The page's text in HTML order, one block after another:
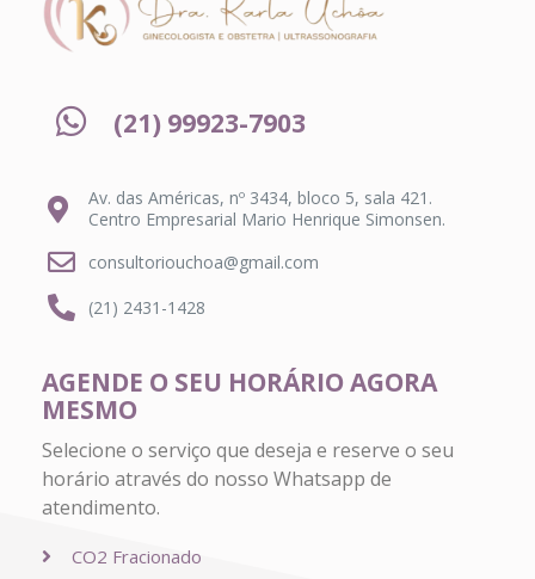
(21) 99923-7903
Av. das Américas, nº 3434, bloco 5, sala 421.
Centro Empresarial Mario Henrique Simonsen.
consultoriouchoa@gmail.com
(21) 2431-1428
AGENDE O SEU HORÁRIO AGORA
MESMO
Selecione o serviço que deseja e reserve o seu
horário através do nosso Whatsapp de
atendimento.
CO2 Fracionado